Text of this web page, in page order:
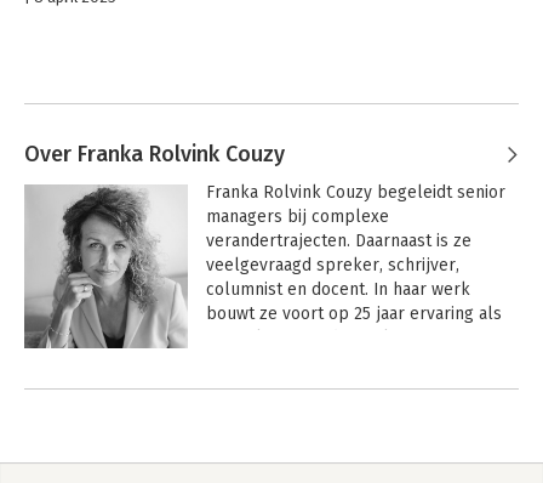
Over Franka Rolvink Couzy
Franka Rolvink Couzy begeleidt senior
managers bij complexe
verandertrajecten. Daarnaast is ze
veelgevraagd spreker, schrijver,
columnist en docent. In haar werk
bouwt ze voort op 25 jaar ervaring als
Andere boeken door Franka